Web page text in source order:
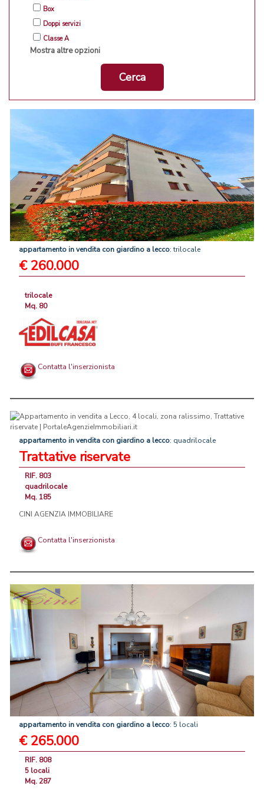
Box
Doppi servizi
Classe A
Mostra altre opzioni
Cerca
appartamento invendita con giardino a lecco: trilocale
€ 260.000
trilocale
Mq. 80
Contatta l'inserzionista
appartamento invendita con giardino a lecco: quadrilocale
Trattative riservate
RIF. 803
quadrilocale
Mq. 185
CINI AGENZIA IMMOBILIARE
Contatta l'inserzionista
appartamento invendita con giardino a lecco: 5 locali
€ 265.000
RIF. 808
5 locali
Mq. 287